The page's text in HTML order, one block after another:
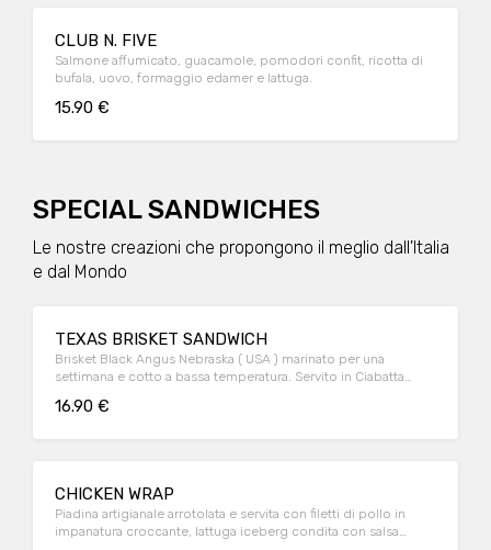
CLUB N. FIVE
Salmone affumicato, guacamole, pomodori confit, ricotta di
bufala, uovo, formaggio edamer e lattuga.
15.90 €
SPECIAL SANDWICHES
Le nostre creazioni che propongono il meglio dall'Italia
e dal Mondo
TEXAS BRISKET SANDWICH
Brisket Black Angus Nebraska ( USA ) marinato per una
settimana e cotto a bassa temperatura. Servito in Ciabatta
cetriolini.
16.90 €
CHICKEN WRAP
Piadina artigianale arrotolata e servita con filetti di pollo in
impanatura croccante, lattuga iceberg condita con salsa